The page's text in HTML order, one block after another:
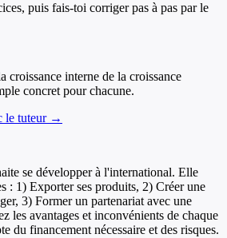
puis fais-toi corriger pas à pas par le
croissance interne de la croissance
concret pour chacune.
le tuteur →
se développer à l'international. Elle
: 1) Exporter ses produits, 2) Créer une
3) Former un partenariat avec une
les avantages et inconvénients de chaque
du financement nécessaire et des risques.